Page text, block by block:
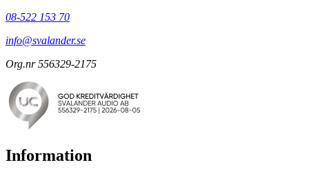
08-522 153 70
info@svalander.se
Org.nr 556329-2175
Information